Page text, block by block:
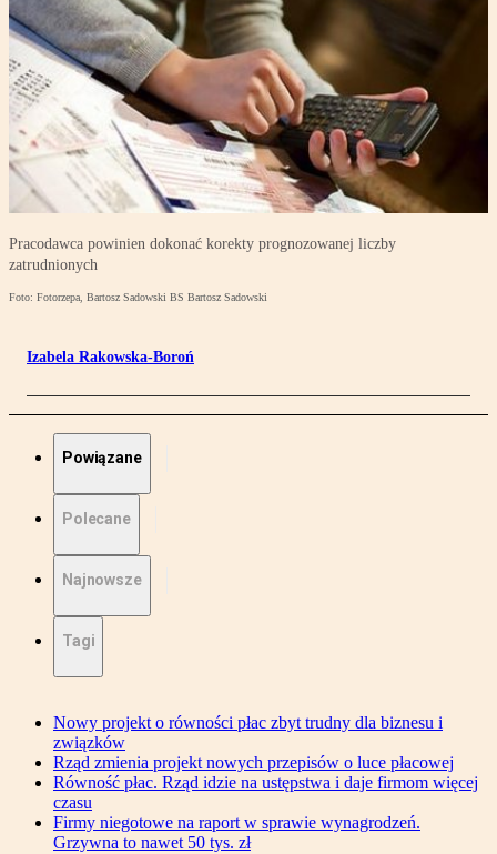
Pracodawca powinien dokonać korekty prognozowanej liczby
zatrudnionych
Foto: Fotorzepa, Bartosz Sadowski BS Bartosz Sadowski
Izabela Rakowska-Boroń
Powiązane
Polecane
Najnowsze
Tagi
Nowy projekt o równości płac zbyt trudny dla biznesu i
związków
Rząd zmienia projekt nowych przepisów o luce płacowej
Równość płac. Rząd idzie na ustępstwa i daje firmom więcej
czasu
Firmy niegotowe na raport w sprawie wynagrodzeń.
Grzywna to nawet 50 tys. zł